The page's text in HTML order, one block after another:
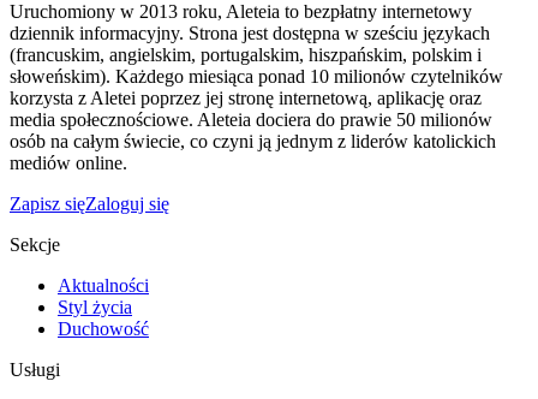
Uruchomiony w 2013 roku, Aleteia to bezpłatny internetowy
dziennik informacyjny. Strona jest dostępna w sześciu językach
(francuskim, angielskim, portugalskim, hiszpańskim, polskim i
słoweńskim). Każdego miesiąca ponad 10 milionów czytelników
korzysta z Aletei poprzez jej stronę internetową, aplikację oraz
media społecznościowe. Aleteia dociera do prawie 50 milionów
osób na całym świecie, co czyni ją jednym z liderów katolickich
mediów online.
Zapisz sięZaloguj się
Sekcje
Aktualności
Styl życia
Duchowość
Usługi